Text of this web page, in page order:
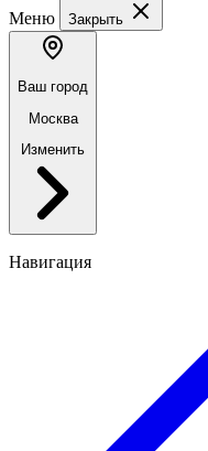
Меню
Закрыть
Ваш город
Москва
Изменить
Навигация